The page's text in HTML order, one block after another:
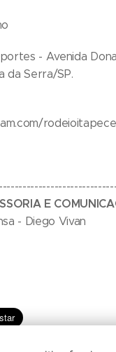
- Avenida
da Serra/SP.
E
- Diego Vivan